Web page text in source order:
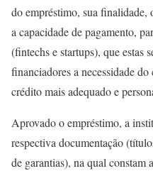
do empréstimo, sua
a capacidade de pagamento,
(fintechs e startups), que estas
financiadores a necessidade
crédito mais adequado e
Aprovado o empréstimo, a
respectiva documentação
de garantias), na qual constam